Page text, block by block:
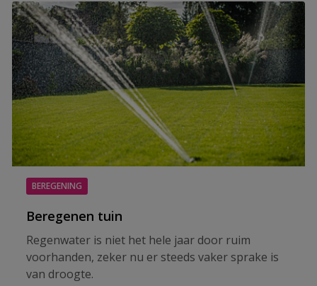
BEREGENING
Beregenen tuin
Regenwater is niet het hele jaar door ruim
voorhanden, zeker nu er steeds vaker sprake is
van droogte.